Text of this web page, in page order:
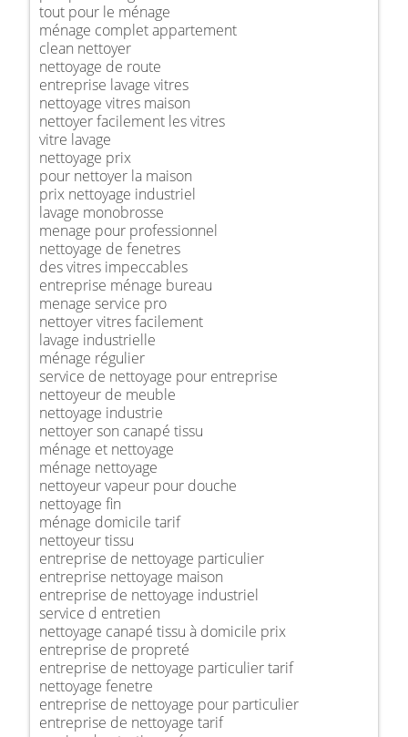
tout pour le ménage
ménage complet appartement
clean nettoyer
nettoyage de route
entreprise lavage vitres
nettoyage vitres maison
nettoyer facilement les vitres
vitre lavage
nettoyage prix
pour nettoyer la maison
prix nettoyage industriel
lavage monobrosse
menage pour professionnel
nettoyage de fenetres
des vitres impeccables
entreprise ménage bureau
menage service pro
nettoyer vitres facilement
lavage industrielle
ménage régulier
service de nettoyage pour entreprise
nettoyeur de meuble
nettoyage industrie
nettoyer son canapé tissu
ménage et nettoyage
ménage nettoyage
nettoyeur vapeur pour douche
nettoyage fin
ménage domicile tarif
nettoyeur tissu
entreprise de nettoyage particulier
entreprise nettoyage maison
entreprise de nettoyage industriel
service d entretien
nettoyage canapé tissu à domicile prix
entreprise de propreté
entreprise de nettoyage particulier tarif
nettoyage fenetre
entreprise de nettoyage pour particulier
entreprise de nettoyage tarif